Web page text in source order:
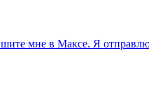
мне в Максе. Я отправлю